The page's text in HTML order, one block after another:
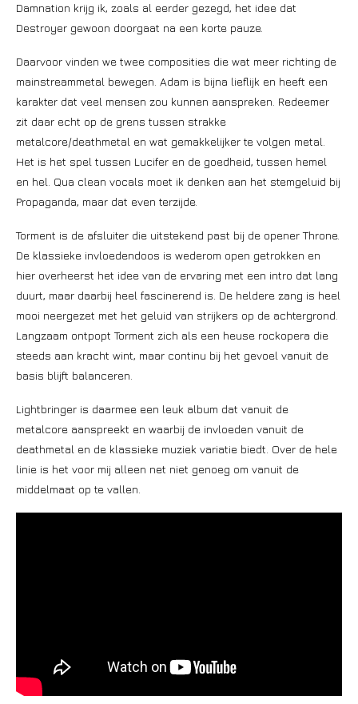
Damnation krijg ik, zoals al eerder gezegd, het idee dat
Destroyer gewoon doorgaat na een korte pauze.
Daarvoor vinden we twee composities die wat meer richting de
mainstreammetal bewegen. Adam is bijna lieflijk en heeft een
karakter dat veel mensen zou kunnen aanspreken. Redeemer
zit daar echt op de grens tussen strakke
metalcore/deathmetal en wat gemakkelijker te volgen metal.
Het is het spel tussen Lucifer en de goedheid, tussen hemel
en hel. Qua clean vocals moet ik denken aan het stemgeluid bij
Propaganda, maar dat even terzijde.
Torment is de afsluiter die uitstekend past bij de opener Throne.
De klassieke invloedendoos is wederom open getrokken en
hier overheerst het idee van de ervaring met een intro dat lang
duurt, maar daarbij heel fascinerend is. De heldere zang is heel
mooi neergezet met het geluid van strijkers op de achtergrond.
Langzaam ontpopt Torment zich als een heuse rockopera die
steeds aan kracht wint, maar continu bij het gevoel vanuit de
basis blijft balanceren.
Lightbringer is daarmee een leuk album dat vanuit de
metalcore aanspreekt en waarbij de invloeden vanuit de
deathmetal en de klassieke muziek variatie biedt. Over de hele
linie is het voor mij alleen net niet genoeg om vanuit de
middelmaat op te vallen.